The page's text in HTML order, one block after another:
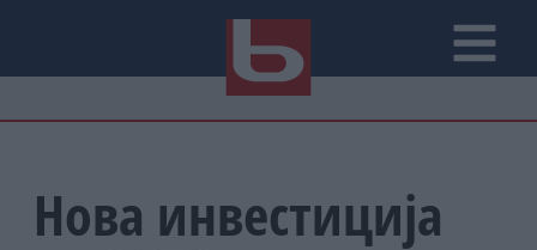
Нова инвестиција